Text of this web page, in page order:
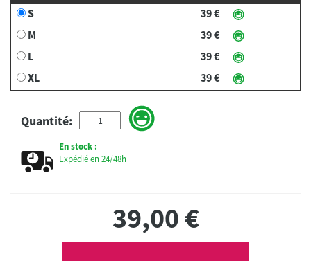
S
39 €
M
39 €
L
39 €
XL
39 €
Quantité:
En stock :
Expédié en 24/48h
39,00€